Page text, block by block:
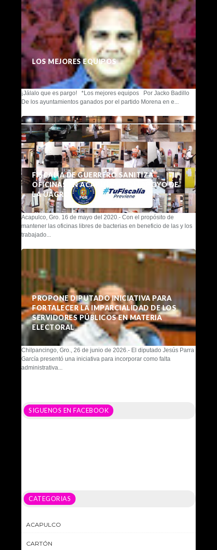
LOS MEJORES EQUIPOS
¡Jálalo que es pargo! *Los mejores equipos Por Jacko Badillo
De los ayuntamientos ganados por el partido Morena en e...
FISCALÍA DE GUERRERO SANITIZA
OFICINAS EN ACAPULCO CON APOYO DE
LA UAGRO
Acapulco, Gro. 16 de mayo del 2020.- Con el propósito de
mantener las oficinas libres de bacterias en beneficio de las y los
trabajado...
PROPONE DIPUTADO INICIATIVA PARA
FORTALECER LA IMPARCIALIDAD DE LOS
SERVIDORES PÚBLICOS EN MATERIA
ELECTORAL
Chilpancingo, Gro., 26 de junio de 2026.- El diputado Jesús Parra
García presentó una iniciativa para incorporar como falta
administrativa...
SIGUENOS EN FACEBOOK
CATEGORIAS
ACAPULCO
CARTÓN